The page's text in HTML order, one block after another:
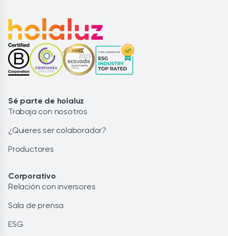
Sé parte de holaluz
Trabaja con nosotros
¿Quieres ser colaborador?
Productores
Corporativo
Relación con inversores
Sala de prensa
ESG